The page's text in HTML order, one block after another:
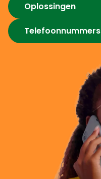
Oplossingen
Telefoonnummers